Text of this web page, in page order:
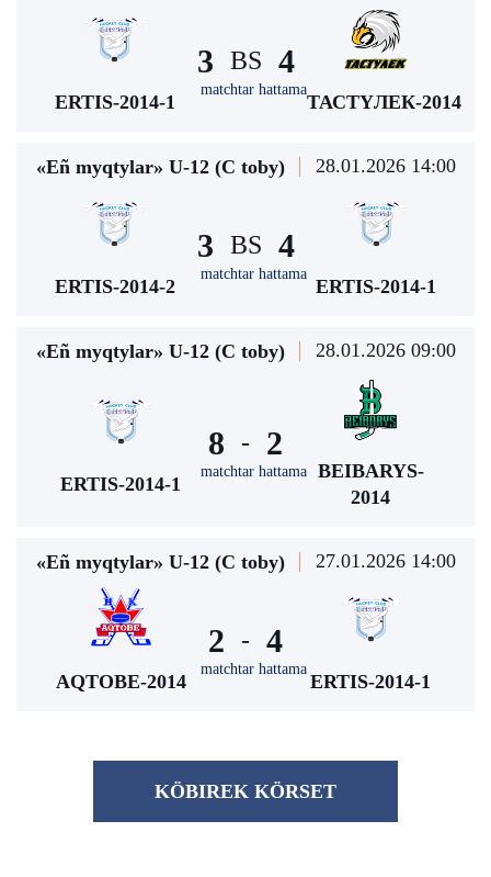
ERTIS-2014-1
3 BS
matchtar hattama
4
ТАСТҮЛЕК-2014
«Eñ myqtylar» U-12 (С toby) 28.01.2026 14:00
ERTIS-2014-2
3 BS
matchtar hattama
4
ERTIS-2014-1
«Eñ myqtylar» U-12 (С toby) 28.01.2026 09:00
ERTIS-2014-1
8 -
matchtar hattama
2
BEIBARYS-
2014
«Eñ myqtylar» U-12 (С toby) 27.01.2026 14:00
AQTOBE-2014
2 -
matchtar hattama
4
ERTIS-2014-1
KÖBІREK KÖRSET